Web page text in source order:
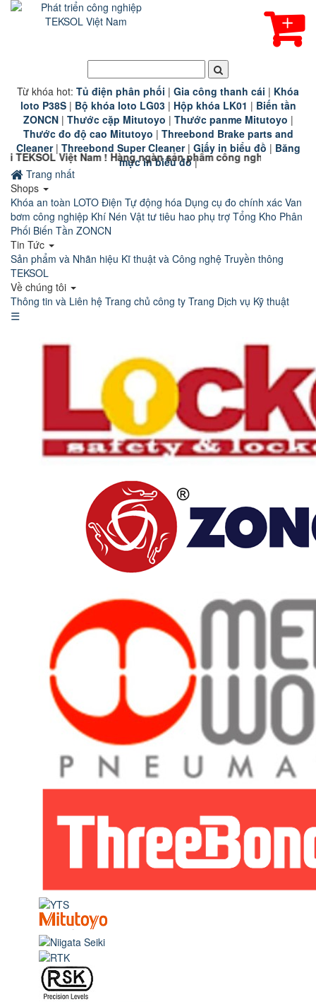
Từ khóa hot: Tủ điện phân phối | Gia công thanh cái | Khóa
loto P38S| Bộ khóa loto LG03| Hộp khóa LK01 | Biến tần
ZONCN| Thước cặp Mitutoyo | Thước panme Mitutoyo |
Thước đo độ cao Mitutoyo | Threebond Brake parts and
Cleaner| Threebond Super Cleaner| Giấy in biểu đồ | Băng
mực in biểu đồ |
! Hàng ngàn sản phẩm công nghiệp chính hãng chất
Trang nhất
Shops
Khóa an toàn LOTO Điện Tự động hóa Dụng cụ đo chính xác Van
bơm công nghiệp Khí Nén Vật tư tiêu hao phụ trợ Tổng Kho Phân
Phối Biến Tần ZONCN
Tin Tức
Sản phẩm và Nhãn hiệu Kĩ thuật và Công nghệ Truyền thông
TEKSOL
Về chúng tôi
Thông tin và Liên hệ Trang chủ công ty Trang Dịch vụ Kỹ thuật
☰